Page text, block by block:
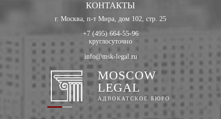
MOSCOW
LEGAL
АДВОКАТСКОЕ БЮРО
КОНТАКТЫ
г. Москва, п-т Мира, дом 102, стр. 25
+7 (495) 664-55-96
круглосуточно
info@msk-legal.ru